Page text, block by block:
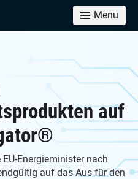
Menu
auf
Energieminister nach
auf das Aus für den